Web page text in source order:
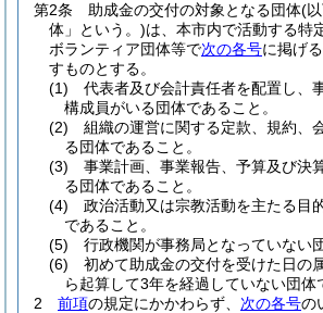
第2条
助成金の交付の対象となる団体(
体」という。)は、本市内で活動する特
ボランティア団体等で次の各号に掲げ
すものとする。
(1)
代表者及び会計責任者を配置し、
構成員がいる団体であること。
(2)
組織の運営に関する定款、規約、
る団体であること。
(3)
事業計画、事業報告、予算及び決
る団体であること。
(4)
政治活動又は宗教活動を主たる目
であること。
(5)
行政機関が事務局となっていない
(6)
初めて助成金の交付を受けた日の
ら起算して3年を経過していない団体
2
前項の規定にかかわらず、 次の各号の